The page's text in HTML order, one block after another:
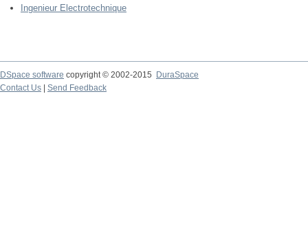
Ingenieur Electrotechnique
DSpace software copyright © 2002-2015
DuraSpace
Contact Us
Send Feedback